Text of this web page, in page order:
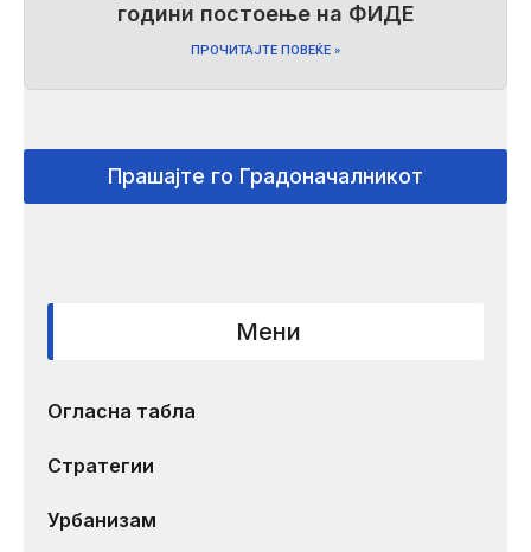
години постоење на ФИДЕ
ПРОЧИТАЈТЕ ПОВЕЌЕ »
Прашајте го Градоначалникот
Мени
Огласна табла
Стратегии
Урбанизам